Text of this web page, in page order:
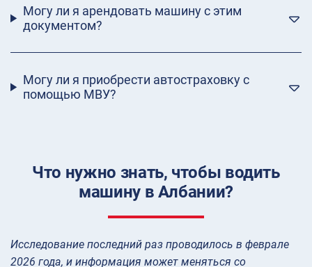
Могу ли я арендовать машину с этим
документом?
Могу ли я приобрести автостраховку с
помощью МВУ?
Что нужно знать, чтобы водить
машину в Албании?
Исследование последний раз проводилось в феврале
2026 года, и информация может меняться со